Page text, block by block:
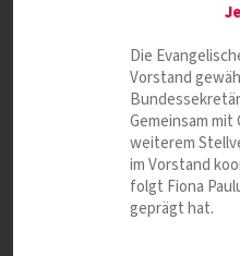
Die
Vorstand
Gemeinsam
weiterem
im Vorstand
folgt Fiona
geprägt hat.